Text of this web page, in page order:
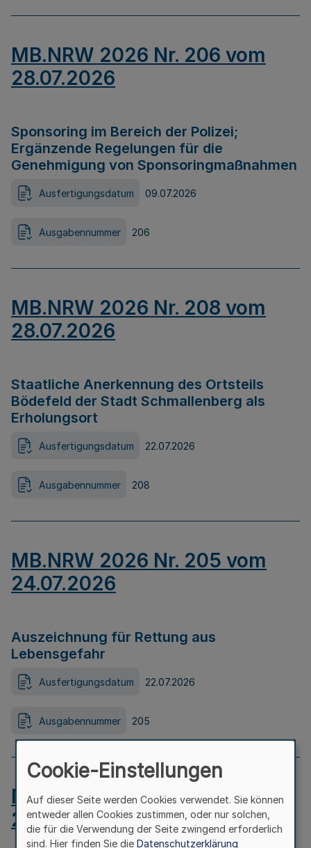
MB.NRW 2026 Nr. 206 vom
28.07.2026
Sponsoring im Bereich der Polizei;
Ergänzende Regelungen für die
Genehmigung von Sponsoringmaßnahmen
Ausfertigungsdatum 09.07.2026
Ausgabennummer 206
MB.NRW 2026 Nr. 208 vom
28.07.2026
Staatliche Anerkennung des Ortsteils
Bödefeld der Stadt Schmallenberg als
Erholungsort
Ausfertigungsdatum 22.07.2026
Ausgabennummer 208
MB.NRW 2026 Nr. 205 vom
24.07.2026
Auszeichnung für Rettung aus
Lebensgefahr
Ausfertigungsdatum 22.07.2026
Ausgabennummer 205
MB.NRW 2026 Nr. 204 vom
24.07.2026
Cookie-Einstellungen
Auf dieser Seite werden Cookies verwendet. Sie können
entweder allen Cookies zustimmen, oder nur solchen,
die für die Verwendung der Seite zwingend erforderlich
sind. Hier finden Sie die Datenschutzerklärung